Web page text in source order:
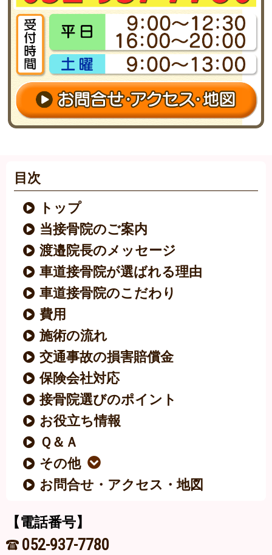
目次
トップ
当接骨院のご案内
渡邉院長のメッセージ
車道接骨院が選ばれる理由
車道接骨院のこだわり
費用
施術の流れ
交通事故の損害賠償金
保険会社対応
接骨院選びのポイント
お役立ち情報
Ｑ＆Ａ
その他
お問合せ・アクセス・地図
【電話番号】
052-937-7780